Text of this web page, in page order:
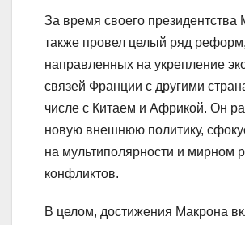
За время своего президентства
также провел целый ряд реформ,
направленных на укрепление
связей Франции с другими
числе с Китаем и Африкой. Он
новую внешнюю политику,
на мультиполярности и мирном
конфликтов.
В целом, достижения Макрона